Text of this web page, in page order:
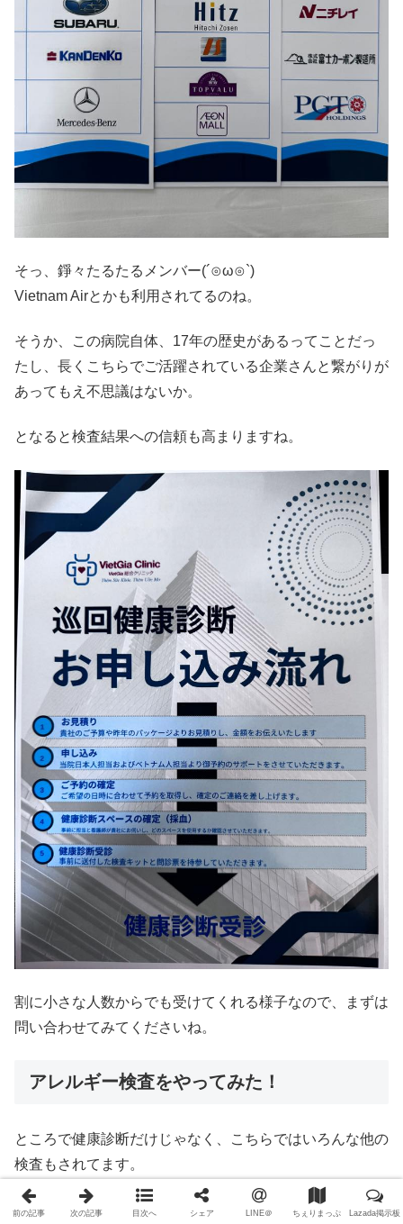
そっ、錚々たるたるメンバー(´⊙ω⊙`)
Vietnam Airとかも利用されてるのね。
そうか、この病院自体、17年の歴史があるってことだっ
たし、長くこちらでご活躍されている企業さんと繋がりが
あってもえ不思議はないか。
となると検査結果への信頼も高まりますね。
割に小さな人数からでも受けてくれる様子なので、まずは
問い合わせてみてくださいね。
アレルギー検査をやってみた！
ところで健康診断だけじゃなく、こちらではいろんな他の
検査もされてます。
ラボがあるので、それらの検査も迅速にされるとのこと
前の記事 次の記事 目次へ シェア LINE＠ ちぇりまっぷ Lazada掲示板